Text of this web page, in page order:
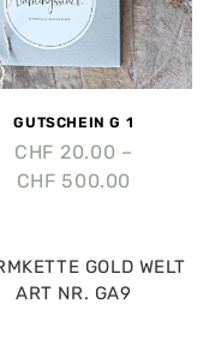
GUTSCHEIN G 1
CHF 20.00 –
CHF 500.00